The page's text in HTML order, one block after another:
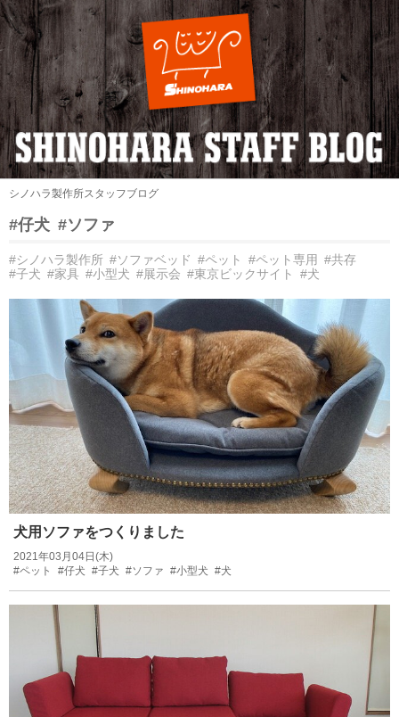
シノハラ製作所スタッフブログ
#仔犬 #ソファ
#シノハラ製作所 #ソファベッド #ペット #ペット専用 #共存
#子犬 #家具 #小型犬 #展示会 #東京ビックサイト #犬
犬用ソファをつくりました
2021年03月04日(木)
#ペット
#仔犬 #子犬 #ソファ #小型犬 #犬